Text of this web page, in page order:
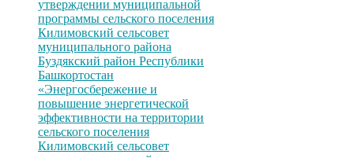
утверждении муниципальной
программы сельского поселения
Килимовский сельсовет
муниципального района
Буздякский район Республики
Башкортостан
«Энергосбережение и
повышение энергетической
эффективности на территории
сельского поселения
Килимовский сельсовет